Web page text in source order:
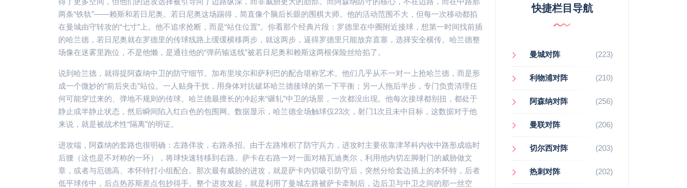
两条“铁轨”——赖斯和若日尼奥。若日尼奥这场踢得，简直像个脑后长眼的围棋大师。他的活动范围不大，但每一次移动都掐
在曼城由守转攻的“七寸”上。他不追求抢断，而是“站住位置”。你看那个经典片段：罗德里在中圈附近接球，想第一时间找前插
的哈兰德，若日尼奥就在罗德里的传球线路上缓缓横移两步，就这两步，逼得罗德里只能放弃直塞，选择安全横传。哈兰德整
场像在迷雾里跑位，不是他懒，是通往他的“弹药输送线”被若日尼奥和赖斯这两根保险丝给掐了。
说到哈兰德，就得提阿森纳中卫的防守细节。加布里埃尔和萨利巴的配合堪称艺术。他们几乎从不一对一上抢哈兰德，而是形
成一个微妙的“前后夹击”站位。一人贴身干扰，用身体对抗破坏哈兰德接球的第一下平衡；另一人拖后半步，专门负责清理任
何可能穿过来的、弹地不规则的传球。哈兰德最擅长的冲起来“碾轧”中卫的场景，一次都没出现。他每次接球都别扭，都处于
静止或半静止状态，然后瞬间陷入红白色的包围网。数据显示，哈兰德全场触球仅23次，射门1次且未中目标，这数据对于他
来说，就是被战术性“隔离”的明证。
进攻端，阿森纳的套路也很明确：左路佯攻，右路杀招。由于左路堆积了防守兵力，进攻时主要依靠津琴科内收中路形成临时
后腰（这也是不对称的一环），将球快速转移到右路。萨卡在右路一对一面对格瓦迪奥尔，利用他内切左脚射门的威胁做文
章，或者与厄德高、本怀特打小组配合。那次最有威胁的进攻，就是萨卡内切吸引防守后，突然分给套边插上的本怀特，后者
低平球传中，后点热苏斯差点包抄得手。整个进攻发起，就是利用了曼城左路被萨卡牵制后，边后卫与中卫之间的那一丝空
快捷栏目导航
曼城对阵 (223)
利物浦对阵 (210)
阿森纳对阵 (256)
曼联对阵 (206)
切尔西对阵 (203)
热刺对阵 (202)